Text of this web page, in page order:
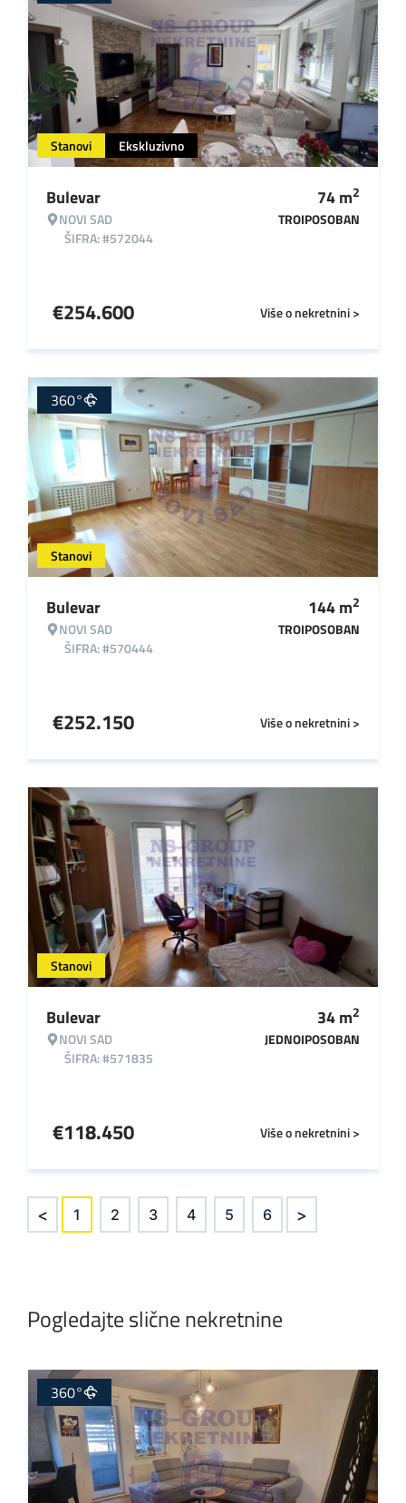
Stanovi Ekskluzivno
Bulevar
NOVI SAD
ŠIFRA: #572044
74m2
TROIPOSOBAN
Više o nekretnini >
€254.600
Stanovi
360°
Bulevar
NOVI SAD
ŠIFRA: #570444
144m2
TROIPOSOBAN
Više o nekretnini >
€252.150
Stanovi
Bulevar
NOVI SAD
ŠIFRA: #571835
34m2
JEDNOIPOSOBAN
Više o nekretnini >
€118.450
< 1 2 3 4 5 6 >
Pogledajte slične nekretnine
360°